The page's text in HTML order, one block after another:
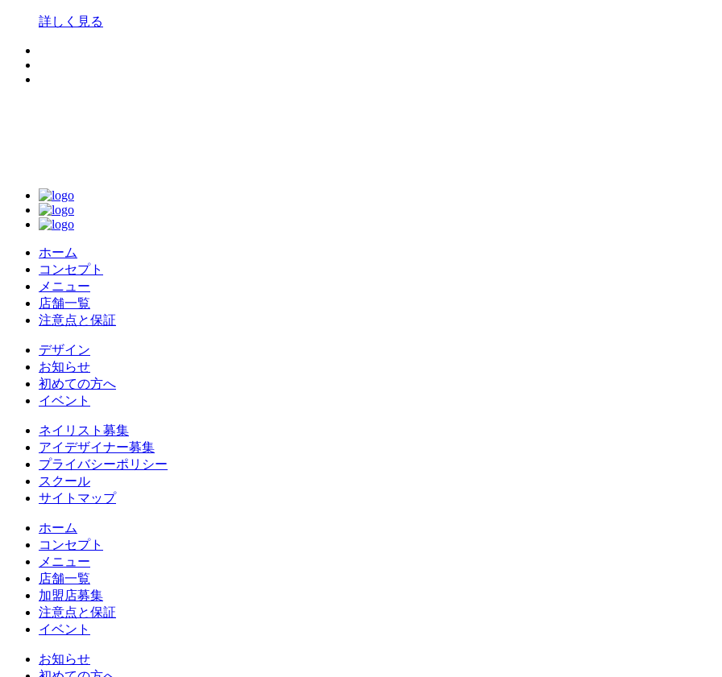
詳しく見る
ホーム
コンセプト
メニュー
店舗一覧
注意点と保証
デザイン
お知らせ
初めての方へ
イベント
ネイリスト募集
アイデザイナー募集
プライバシーポリシー
スクール
サイトマップ
ホーム
コンセプト
メニュー
店舗一覧
加盟店募集
注意点と保証
イベント
お知らせ